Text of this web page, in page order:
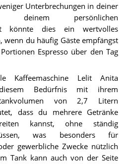
Unterbrechungen in deiner
deinem persönlichen
könnte dies ein wertvolles
wenn du häufig Gäste empfängst
Espresso über den Tag
Kaffeemaschine Lelit Anita
Bedürfnis mit ihrem
von 2,7 Litern
dass du mehrere Getränke
kannst, ohne ständig
was besonders für
gewerbliche Zwecke nützlich
Tank kann auch von der Seite